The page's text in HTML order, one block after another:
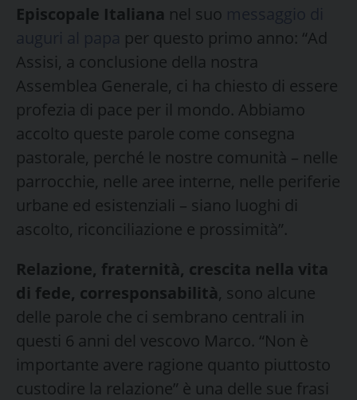
Episcopale Italiana nel suo
per questo primo anno: “Ad
Assisi, a conclusione della nostra
Assemblea Generale, ci ha chiesto di essere
profezia di pace per il mondo. Abbiamo
accolto queste parole come consegna
pastorale, perché le nostre comunità – nelle
parrocchie, nelle aree interne, nelle periferie
urbane ed esistenziali – siano luoghi di
ascolto, riconciliazione e prossimità”.
Relazione, fraternità, crescita nella vita
di fede, corresponsabilità, sono alcune
delle parole che ci sembrano centrali in
questi 6 anni del vescovo Marco. “Non è
importante avere ragione quanto piuttosto
custodire la relazione” è una delle sue frasi